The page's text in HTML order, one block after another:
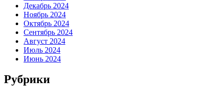
Декабрь 2024
Ноябрь 2024
Октябрь 2024
Сентябрь 2024
Август 2024
Июль 2024
Июнь 2024
Рубрики